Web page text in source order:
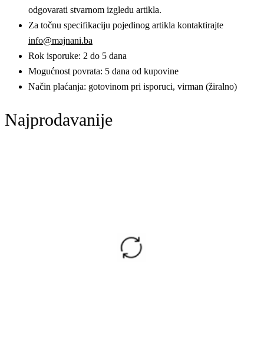
odgovarati stvarnom izgledu artikla.
Za točnu specifikaciju pojedinog artikla kontaktirajte
info@majnani.ba
Rok isporuke: 2 do 5 dana
Mogućnost povrata: 5 dana od kupovine
Način plaćanja: gotovinom pri isporuci, virman (žiralno)
Najprodavanije